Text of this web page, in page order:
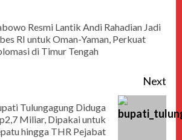
Resmi Lantik Andi Rahadian Jadi
RI untuk Oman-Yaman, Perkuat
di Timur Tengah
Next
Tulungagung Diduga
Miliar, Dipakai untuk
hingga THR Pejabat